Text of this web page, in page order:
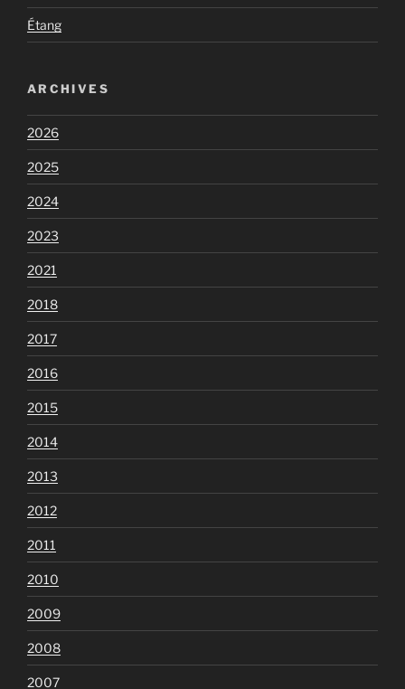
Étang
ARCHIVES
2026
2025
2024
2023
2021
2018
2017
2016
2015
2014
2013
2012
2011
2010
2009
2008
2007